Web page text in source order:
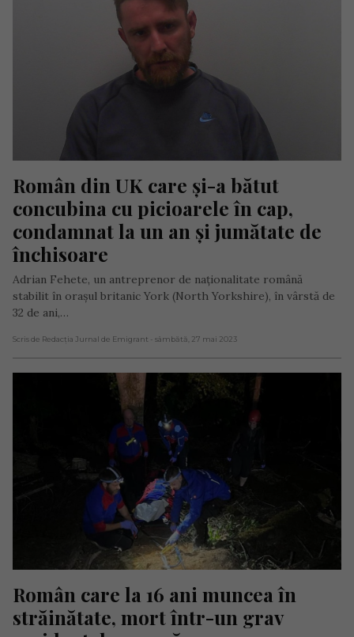
Român din UK care și-a bătut
concubina cu picioarele în cap,
condamnat la un an și jumătate de
închisoare
Adrian Fehete, un antreprenor de naționalitate română
stabilit în orașul britanic York (North Yorkshire), în vârstă de
32 de ani,…
Scris de Redacția Jurnal de Emigrant - sâmbătă, 27 mai 2023
Român care la 16 ani muncea în
străinătate, mort într-un grav